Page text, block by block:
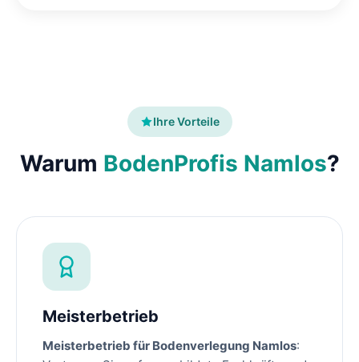
Ihre Vorteile
Warum BodenProfis Namlos?
Meisterbetrieb
Meisterbetrieb für Bodenverlegung Namlos: